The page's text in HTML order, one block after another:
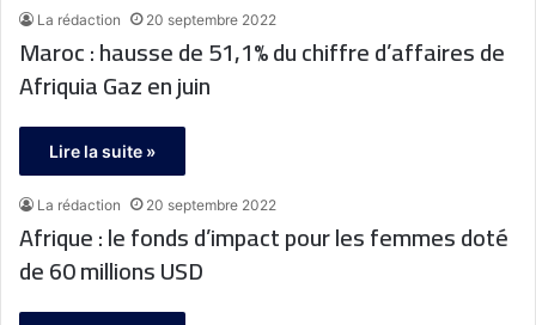
La rédaction 20 septembre 2022
Maroc : hausse de 51,1% du chiffre d’affaires de
Afriquia Gaz en juin
Lire la suite »
La rédaction 20 septembre 2022
Afrique : le fonds d’impact pour les femmes doté
de 60 millions USD